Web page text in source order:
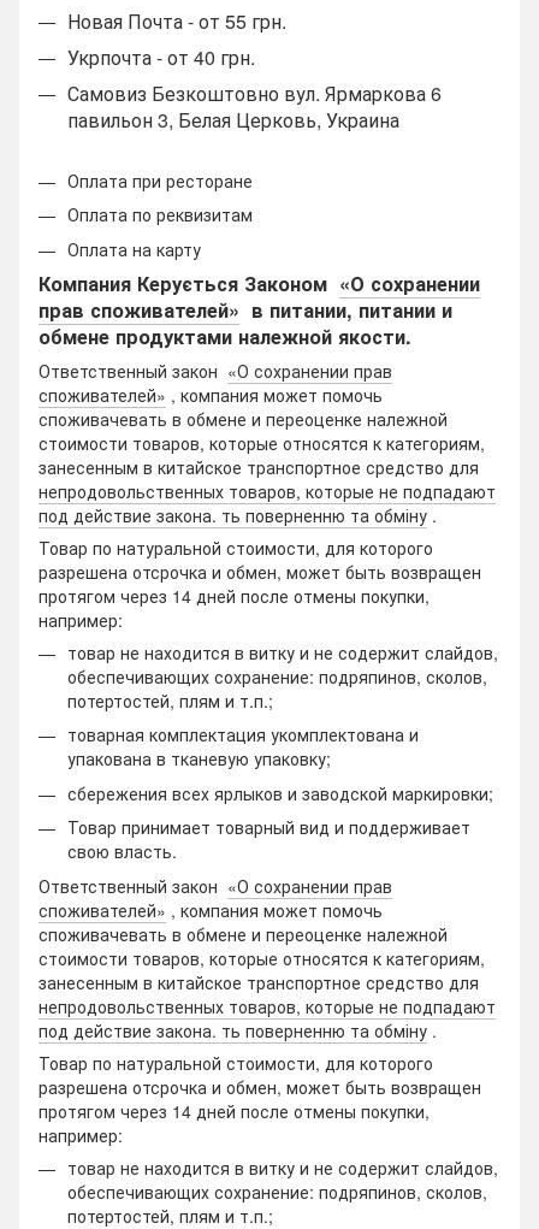
Новая Почта - от 55 грн.
Укрпочта - от 40 грн.
Самовиз Безкоштовно вул. Ярмаркова 6
павильон 3, Белая Церковь, Украина
Оплата при ресторане
Оплата по реквизитам
Оплата на карту
Компания Керується Законом «О сохранении
прав споживателей» в питании, питании и
обмене продуктами належной якости.
Ответственный закон «О сохранении прав
споживателей» , компания может помочь
споживачевать в обмене и переоценке належной
стоимости товаров, которые относятся к категориям,
занесенным в китайское транспортное средство для
непродовольственных товаров, которые не подпадают
под действие закона. ть поверненню та обміну .
Товар по натуральной стоимости, для которого
разрешена отсрочка и обмен, может быть возвращен
протягом через 14 дней после отмены покупки,
например:
товар не находится в витку и не содержит слайдов,
обеспечивающих сохранение: подряпинов, сколов,
потертостей, плям и т.п.;
товарная комплектация укомплектована и
упакована в тканевую упаковку;
сбережения всех ярлыков и заводской маркировки;
Товар принимает товарный вид и поддерживает
свою власть.
Ответственный закон «О сохранении прав
споживателей» , компания может помочь
споживачевать в обмене и переоценке належной
стоимости товаров, которые относятся к категориям,
занесенным в китайское транспортное средство для
непродовольственных товаров, которые не подпадают
под действие закона. ть поверненню та обміну .
Товар по натуральной стоимости, для которого
разрешена отсрочка и обмен, может быть возвращен
протягом через 14 дней после отмены покупки,
например:
товар не находится в витку и не содержит слайдов,
обеспечивающих сохранение: подряпинов, сколов,
потертостей, плям и т.п.;